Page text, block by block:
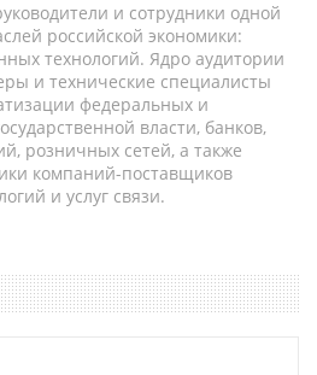
и сотрудники одной
российской экономики:
технологий. Ядро аудитории
и технические специалисты
федеральных и
власти, банков,
розничных сетей, а также
компаний-поставщиков
и услуг связи.